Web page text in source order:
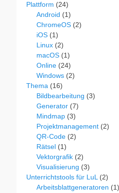
Plattform (24)
Android (1)
ChromeOS (2)
iOS (1)
Linux (2)
macOS (1)
Online (24)
Windows (2)
Thema (16)
Bildbearbeitung (3)
Generator (7)
Mindmap (3)
Projektmanagement (2)
QR-Code (2)
Rätsel (1)
Vektorgrafik (2)
Visualisierung (3)
Unterrichtstools für LuL (2)
Arbeitsblattgeneratoren (1)